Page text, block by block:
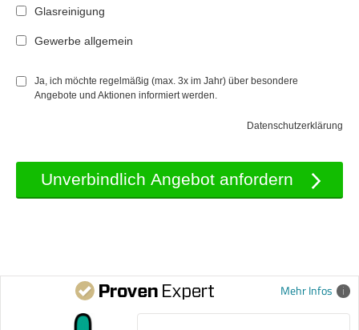
Glasreinigung
Gewerbe allgemein
Ja, ich möchte regelmäßig (max. 3x im Jahr) über besondere
Angebote und Aktionen informiert werden.
Datenschutzerklärung
Mehr Infos